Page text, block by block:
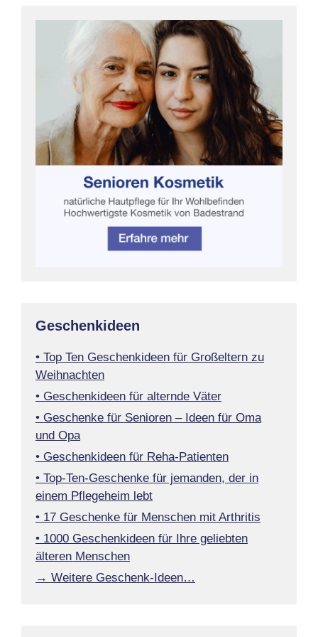
Geschenkideen
• Top Ten Geschenkideen für Großeltern zu
Weihnachten
• Geschenkideen für alternde Väter
• Geschenke für Senioren – Ideen für Oma
und Opa
• Geschenkideen für Reha-Patienten
• Top-Ten-Geschenke für jemanden, der in
einem Pflegeheim lebt
• 17 Geschenke für Menschen mit Arthritis
• 1000 Geschenkideen für Ihre geliebten
älteren Menschen
→ Weitere Geschenk-Ideen…